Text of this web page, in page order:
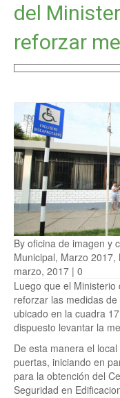
del
reforzar
By oficina de imagen y
Municipal, Marzo 2017,
marzo, 2017 | 0
Luego que el
reforzar las medidas
ubicado en la cuadra
dispuesto levantar la
De esta manera el
puertas, iniciando en
para la obtención del
Seguridad en